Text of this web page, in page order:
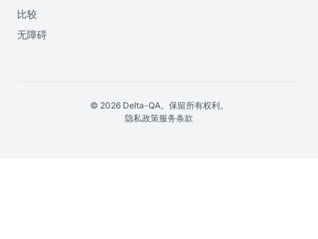
比较
无障碍
© 2026 Delta-QA。保留所有权利。
隐私政策服务条款